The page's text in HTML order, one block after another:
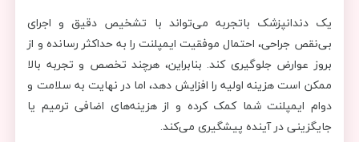
یک دندانپزشک باتجربه می‌تواند با تشخیص دقیق و اجرای
بی‌نقص جراحی، احتمال موفقیت ایمپلنت را به حداکثر رسانده و از
بروز عوارض جلوگیری کند. بنابراین، هرچند تخصص و تجربه بالا
ممکن است هزینه اولیه را افزایش دهد، اما در نهایت به سلامت و
دوام ایمپلنت شما کمک کرده و از هزینه‌های اضافی ترمیم یا
جایگزینی در آینده پیشگیری می‌کند.